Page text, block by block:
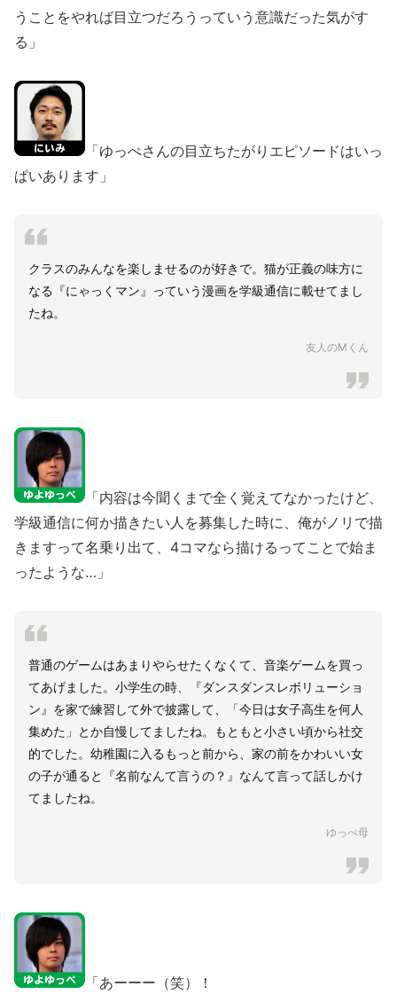
うことをやれば目立つだろうっていう意識だった気がす
る」
「ゆっぺさんの目立ちたがりエピソードはいっ
ぱいあります」
クラスのみんなを楽しませるのが好きで。猫が正義の味方に
なる『にゃっくマン』っていう漫画を学級通信に載せてまし
たね。
友人のMくん
「内容は今聞くまで全く覚えてなかったけど、
学級通信に何か描きたい人を募集した時に、俺がノリで描
きますって名乗り出て、4コマなら描けるってことで始ま
ったような…」
普通のゲームはあまりやらせたくなくて、音楽ゲームを買っ
てあげました。小学生の時、『ダンスダンスレボリューショ
ン』を家で練習して外で披露して、「今日は女子高生を何人
集めた」とか自慢してましたね。もともと小さい頃から社交
的でした。幼稚園に入るもっと前から、家の前をかわいい女
の子が通ると『名前なんて言うの？』なんて言って話しかけ
てましたね。
ゆっぺ母
「あーーー（笑）！